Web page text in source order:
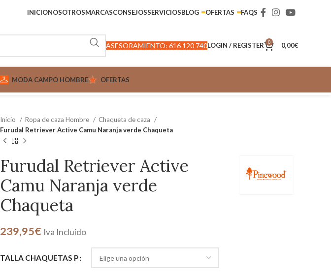
INICIONOSOTROSMARCASCONSEJOSSERVICIOSBLOG OFERTAS FAQS
ASESORAMIENTO: 616 120 740LOGIN / REGISTER 0 0,00€
MODA CAMPO HOMBRE OFERTAS
Inicio Ropa de caza Hombre
Chaqueta de caza
Furudal Retriever Active Camu Naranja verde Chaqueta
Furudal Retriever Active
Camu Naranja verde
Chaqueta
239,95€ Iva Incluido
TALLA CHAQUETAS P